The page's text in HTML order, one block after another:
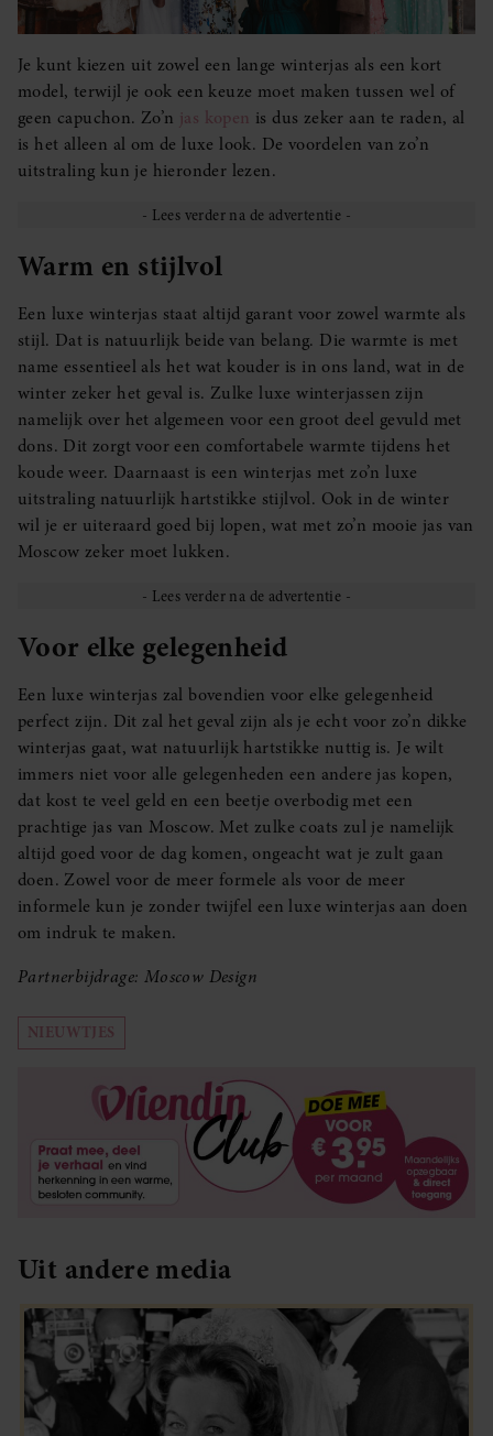
Je kunt kiezen uit zowel een lange winterjas als een kort
model, terwijl je ook een keuze moet maken tussen wel of
geen capuchon. Zo’n jas kopen is dus zeker aan te raden, al
is het alleen al om de luxe look. De voordelen van zo’n
uitstraling kun je hieronder lezen.
Warm en stijlvol
Een luxe winterjas staat altijd garant voor zowel warmte als
stijl. Dat is natuurlijk beide van belang. Die warmte is met
name essentieel als het wat kouder is in ons land, wat in de
winter zeker het geval is. Zulke luxe winterjassen zijn
namelijk over het algemeen voor een groot deel gevuld met
dons. Dit zorgt voor een comfortabele warmte tijdens het
koude weer. Daarnaast is een winterjas met zo’n luxe
uitstraling natuurlijk hartstikke stijlvol. Ook in de winter
wil je er uiteraard goed bij lopen, wat met zo’n mooie jas van
Moscow zeker moet lukken.
Voor elke gelegenheid
Een luxe winterjas zal bovendien voor elke gelegenheid
perfect zijn. Dit zal het geval zijn als je echt voor zo’n dikke
winterjas gaat, wat natuurlijk hartstikke nuttig is. Je wilt
immers niet voor alle gelegenheden een andere jas kopen,
dat kost te veel geld en een beetje overbodig met een
prachtige jas van Moscow. Met zulke coats zul je namelijk
altijd goed voor de dag komen, ongeacht wat je zult gaan
doen. Zowel voor de meer formele als voor de meer
informele kun je zonder twijfel een luxe winterjas aan doen
om indruk te maken.
Partnerbijdrage: Moscow Design
NIEUWTJES
Uit andere media